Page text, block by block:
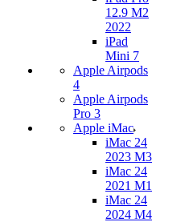
12.9 M2
2022
iPad
Mini 7
Apple Airpods
4
Apple Airpods
Pro 3
Apple iMac
iMac 24
2023 M3
iMac 24
2021 M1
iMac 24
2024 M4